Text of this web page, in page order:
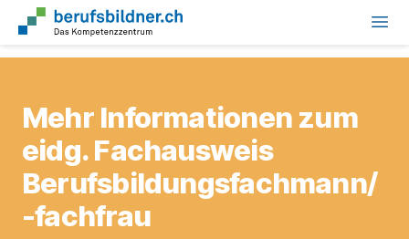
Mehr Informationen zum
eidg. Fachausweis
Berufsbildungsfachmann/
-fachfrau